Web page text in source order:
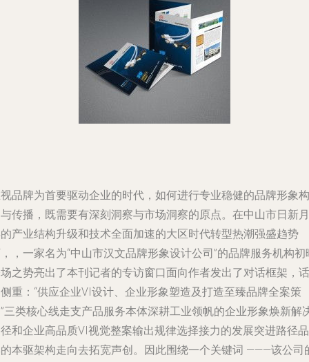
品牌为首要驱动企业的时代，如何进行专业稳健的品牌形象构
传播，既需要有深刻洞察与市场洞察的原点。在中山市日新月
产业结构升级和技术全面加速的大区时代转型热潮强盛趋势
，一家名为“中山市汉文品牌形象设计公司”的品牌服务机构初
之势亮出了本刊记者的专访窗口面向作者发出了对话框架，话
重：“供应企业VI设计、企业形象塑造及打造至臻品牌全案策
三类核心线走支产品服务本体深耕工业领帆的企业形象焕新解
和企业高品质VI视觉整案输出规律选择接力的发展突进路径品
本驱架构走向去拓宽声创。因此围绕一个关键词 ———该公司